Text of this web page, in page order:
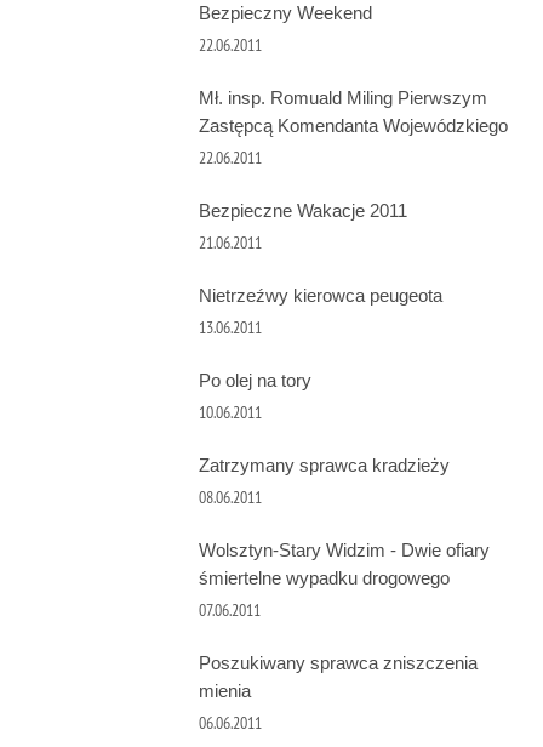
Bezpieczny Weekend
22.06.2011
Mł. insp. Romuald Miling Pierwszym
Zastępcą Komendanta Wojewódzkiego
22.06.2011
Bezpieczne Wakacje 2011
21.06.2011
Nietrzeźwy kierowca peugeota
13.06.2011
Po olej na tory
10.06.2011
Zatrzymany sprawca kradzieży
08.06.2011
Wolsztyn-Stary Widzim - Dwie ofiary
śmiertelne wypadku drogowego
07.06.2011
Poszukiwany sprawca zniszczenia
mienia
06.06.2011